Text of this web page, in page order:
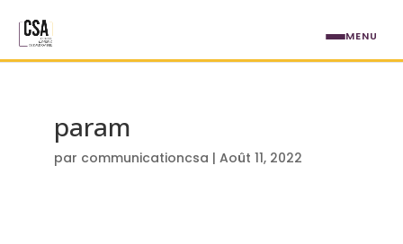
param
par communicationcsa | Août 11, 2022
MENU